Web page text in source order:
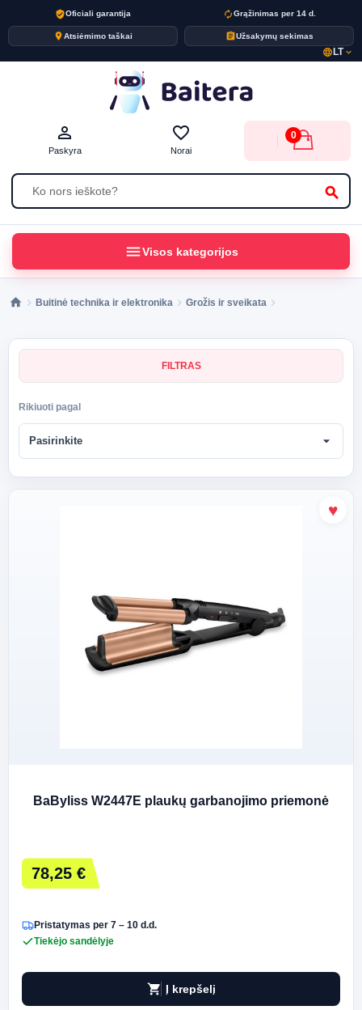
verified_userOficiali garantija autorenewGrąžinimas per 14 d.
placeAtsiėmimo taškai assignmentUžsakymų sekimas
language LTexpand_more
search
person_outline
Paskyra
favorite_border
Norai
0
menuVisos kategorijos
Buitinė technika ir elektronika Grožis ir sveikata
FILTRAS
Rikiuoti pagal
Pasirinkite arrow_drop_down
BaByliss W2447E plaukų garbanojimo priemonė
78,25 €
Pristatymas per 7 – 10 d.d.
Tiekėjo sandėlyje
shopping_cart Į krepšelį